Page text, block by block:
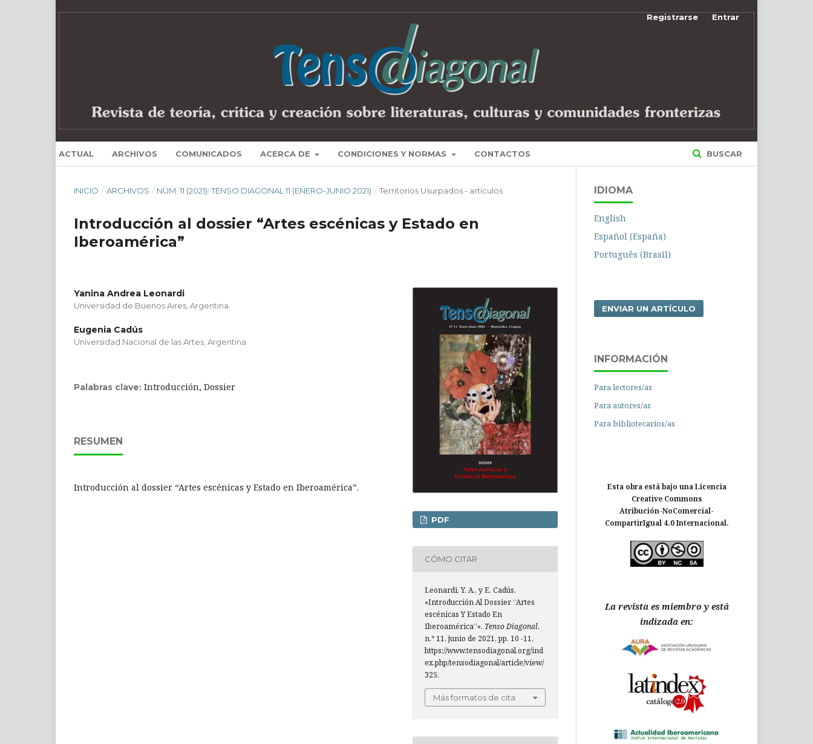
ACTUAL ARCHIVOS COMUNICADOS ACERCA DE CONDICIONES Y NORMAS CONTACTOS BUSCAR
Registrarse Entrar
INICIO / ARCHIVOS / NÚM. 11 (2021): TENSO DIAGONAL 11 (ENERO-JUNIO 2021) / Territorios Usurpados - artículos
Introducción al dossier “Artes escénicas y Estado en
Iberoamérica”
Yanina Andrea Leonardi
Universidad de Buenos Aires, Argentina
Eugenia Cadús
Universidad Nacional de las Artes, Argentina
Palabras clave: Introducción, Dossier
RESUMEN
Introducción al dossier “Artes escénicas y Estado en Iberoamérica”.
PDF
CÓMO CITAR
Leonardi, Y. A., y E. Cadús.
«Introducción Al Dossier “Artes
escénicas Y Estado En
Iberoamérica”». Tenso Diagonal,
n.º 11, junio de 2021, pp. 10 -11,
https://www.tensodiagonal.org/ind
ex.php/tensodiagonal/article/view/
325.
Más formatos de cita
IDIOMA
English
Español (España)
Português (Brasil)
ENVIAR UN ARTÍCULO
INFORMACIÓN
Para lectores/as
Para autores/as
Para bibliotecarios/as
Esta obra está bajo una Licencia
Creative Commons
Atribución-NoComercial-
CompartirIgual 4.0 Internacional.
La revista es miembro y está
indizada en: